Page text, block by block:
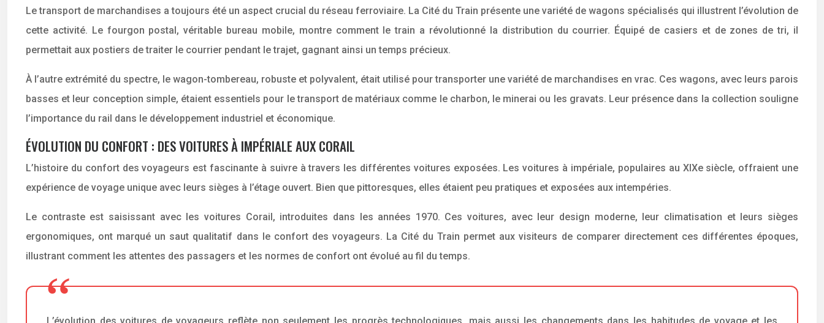
Le transport de marchandises a toujours été un aspect crucial du réseau ferroviaire. La Cité du Train présente une variété de wagons spécialisés qui illustrent l’évolution de
cette activité. Le fourgon postal, véritable bureau mobile, montre comment le train a révolutionné la distribution du courrier. Équipé de casiers et de zones de tri, il
permettait aux postiers de traiter le courrier pendant le trajet, gagnant ainsi un temps précieux.
À l’autre extrémité du spectre, le wagon-tombereau, robuste et polyvalent, était utilisé pour transporter une variété de marchandises en vrac. Ces wagons, avec leurs parois
basses et leur conception simple, étaient essentiels pour le transport de matériaux comme le charbon, le minerai ou les gravats. Leur présence dans la collection souligne
l’importance du rail dans le développement industriel et économique.
ÉVOLUTION DU CONFORT : DES VOITURES À IMPÉRIALE AUX CORAIL
L’histoire du confort des voyageurs est fascinante à suivre à travers les différentes voitures exposées. Les voitures à impériale, populaires au XIXe siècle, offraient une
expérience de voyage unique avec leurs sièges à l’étage ouvert. Bien que pittoresques, elles étaient peu pratiques et exposées aux intempéries.
Le contraste est saisissant avec les voitures Corail, introduites dans les années 1970. Ces voitures, avec leur design moderne, leur climatisation et leurs sièges
ergonomiques, ont marqué un saut qualitatif dans le confort des voyageurs. La Cité du Train permet aux visiteurs de comparer directement ces différentes époques,
illustrant comment les attentes des passagers et les normes de confort ont évolué au fil du temps.